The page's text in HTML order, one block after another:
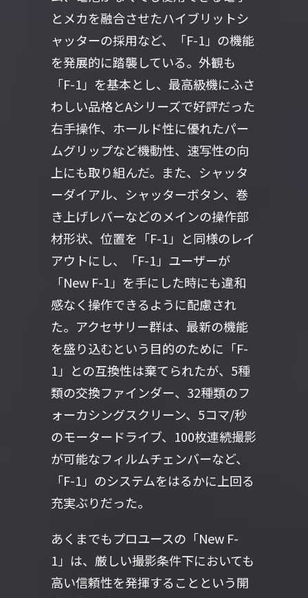
とメカを融合させたハイブリットシ
ャッターの採用など、「F-1」の機能
を発展的に踏襲している。外観も
「F-1」を基本とし、最高級機にふさ
わしい品格とAシリーズで好評だった
右手操作、ホールド性に優れたパー
ムグリップなど機動性、速写性の向
上にも取り組んだ。また、シャッタ
ーダイアル、シャッターボタン、巻
き上げレバーなどのメインの操作部
材形状、位置を「F-1」と同様のレイ
アウトにし、「F-1」ユーザーが
「New F-1」を手にした時にも違和
感なく操作できるように配慮され
た。アクセサリー群は、最新の機能
を盛り込むという目的のために「F-
1」との互換性は棄てられたが、5種
類の交換ファインダー、32種類のフ
ォーカシングスクリーン、5コマ/秒
のモータードライブ、100枚連続撮影
が可能なフィルムチェンバーなど、
「F-1」のシステムをはるかに上回る
充実ぶりだった。
あくまでもプロユースの「New F-
1」は、厳しい撮影条件下においても
高い信頼性を発揮することという開